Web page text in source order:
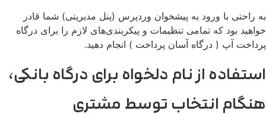
به راحتی با ورود به پیشخوان وردپرس (پنل مدیریتی) شما قادر
خواهید بود که تمامی تنظیمات و پیکربندی‌های لازم را برای درگاه
پرداخت آپ ( درگاه آسان پرداخت ) انجام دهید.
استفاده از نام دلخواه برای درگاه بانکی،
هنگام انتخاب توسط مشتری